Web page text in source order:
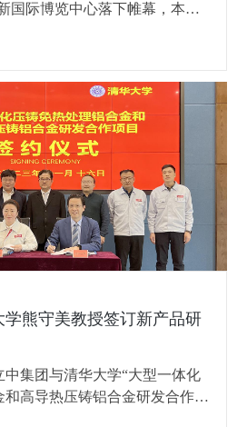
国际博览中心落下帷幕，本届
行业优秀企业参展。作为致力于
部件全球供应商的企业，立中
热处理和高导热铝合金新材料合
学材料学院熊守美教授在展会
国内外相关专业技术人员并进行
学熊守美教授签订新产品研
中集团与清华大学“大型一体化
和高导热压铸铝合金研发合作项
团举行，立中集团管理委员会